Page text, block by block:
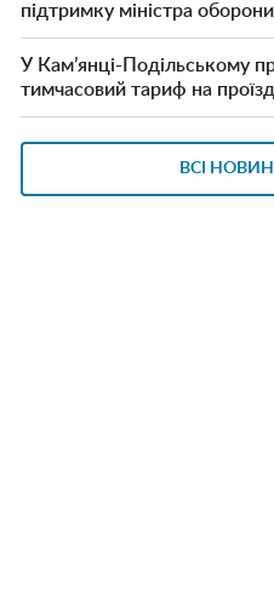
підтримку міністра
У Кам’янці-Подільському
тимчасовий тариф на
ВСІ